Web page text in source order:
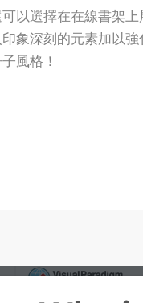
以選擇在在線書架
象深刻的元素加以
風格！